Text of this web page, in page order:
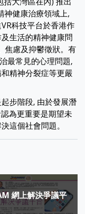
神健康治療領域上,
科技平台於香港作
生活的精神健康問
焦慮及抑鬱徵狀。有
最常見的心理問題,
精神分裂症等更嚴
步階段, 由於發展潛
為更重要是期望未
這個社會問題。
網上解決爭議平